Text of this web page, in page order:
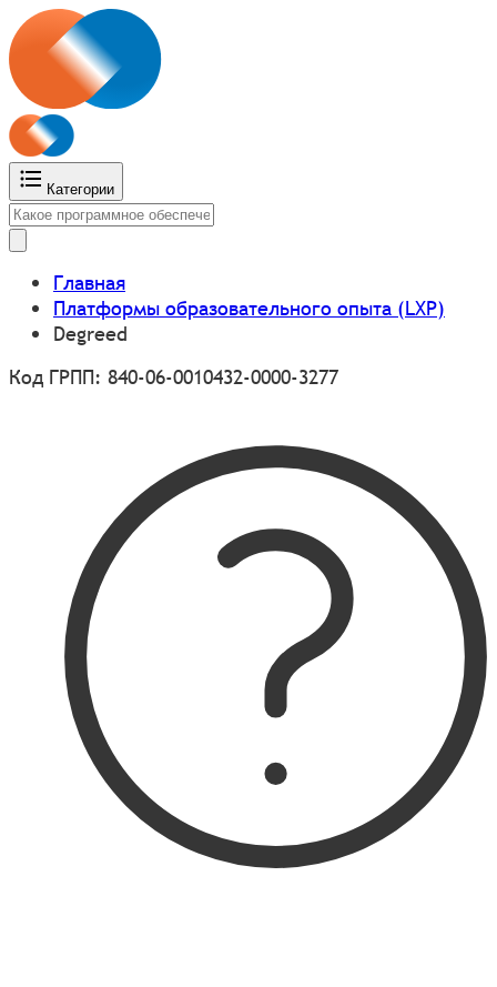
Категории
Главная
Платформы образовательного опыта (LXP)
Degreed
Код ГРПП: 840-06-0010432-0000-3277